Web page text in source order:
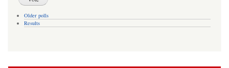
Older polls
Results